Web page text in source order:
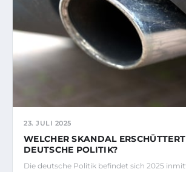
23. JULI 2025
WELCHER SKANDAL
DEUTSCHE POLITIK?
Die deutsche Politik befindet sich 2025